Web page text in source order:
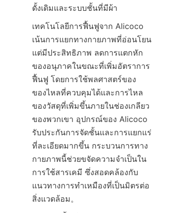
เทคโนโลยีการฟื้นฟูจาก Alicoco
เน้นการแยกทางกายภาพที่อ่อนโยน
แต่มีประสิทธิภาพ ลดการแตกหัก
ของอนุภาคในขณะที่เพิ่มอัตราการ
ฟื้นฟู โดยการใช้พลศาสตร์ของ
ของไหลที่ควบคุมได้และการไหล
ของวัสดุที่เพิ่มขึ้นภายในช่องเกลียว
ของพวกเขา อุปกรณ์ของ Alicoco
รับประกันการจัดชั้นและการแยกแร่
ที่ละเอียดมากขึ้น กระบวนการทาง
กายภาพนี้ช่วยขจัดความจำเป็นใน
การใช้สารเคมี ซึ่งสอดคล้องกับ
แนวทางการทำเหมืองที่เป็นมิตรต่อ